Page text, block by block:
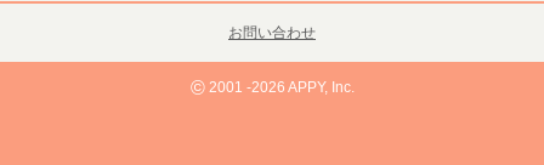
お問い合わせ
©2001 -2026 APPY, Inc.